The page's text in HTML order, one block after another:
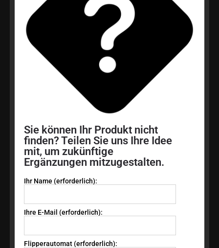
Sie können Ihr Produkt nicht
finden? Teilen Sie uns Ihre Idee
mit, um zukünftige
Ergänzungen mitzugestalten.
Ihr Name (erforderlich):
Ihre E-Mail (erforderlich):
Flipperautomat (erforderlich):